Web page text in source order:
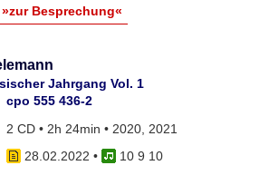
»zur Besprechung«
Jahrgang Vol. 1
cpo 555 436-2
2 CD • 2h 24min • 2020, 2021
28.02.2022 •
10 9 10